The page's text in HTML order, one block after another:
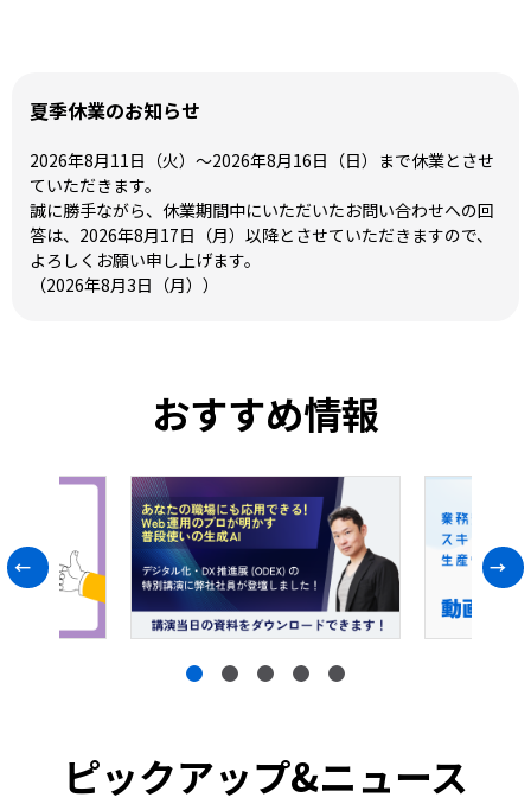
夏季休業のお知らせ
2026年8月11日（火）～2026年8月16日（日）まで休業とさせ
ていただきます。
誠に勝手ながら、休業期間中にいただいたお問い合わせへの回
答は、2026年8月17日（月）以降とさせていただきますので、
よろしくお願い申し上げます。
（2026年8月3日（月））
おすすめ情報
Previous
1 2 3 4 5
ピックアップ&ニュース